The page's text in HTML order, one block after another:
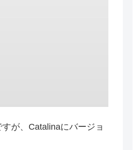
が、Catalinaにバージョ